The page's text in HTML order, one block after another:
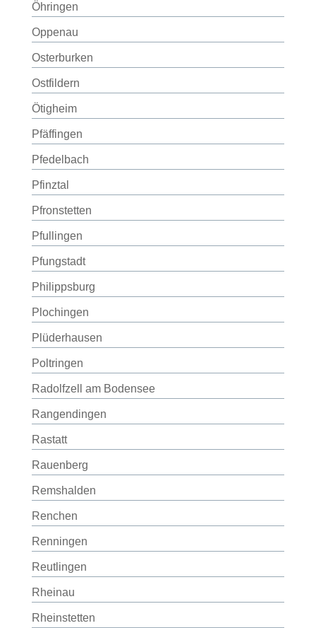
Öhringen
Oppenau
Osterburken
Ostfildern
Ötigheim
Pfäffingen
Pfedelbach
Pfinztal
Pfronstetten
Pfullingen
Pfungstadt
Philippsburg
Plochingen
Plüderhausen
Poltringen
Radolfzell am Bodensee
Rangendingen
Rastatt
Rauenberg
Remshalden
Renchen
Renningen
Reutlingen
Rheinau
Rheinstetten